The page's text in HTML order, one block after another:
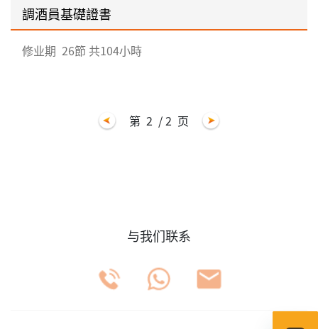
調酒員基礎證書
修业期 26節 共104小時
第 2 / 2 页
与我们联系